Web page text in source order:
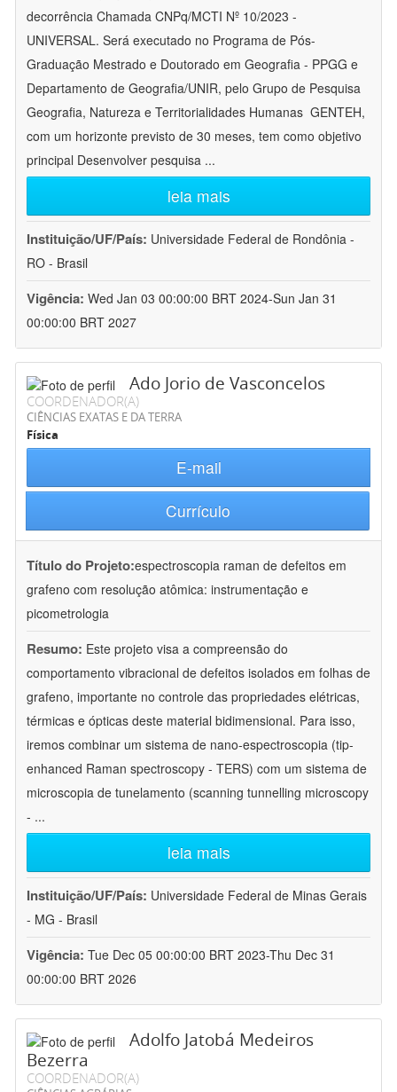
decorrência Chamada CNPq/MCTI Nº 10/2023 -
UNIVERSAL. Será executado no Programa de Pós-
Graduação Mestrado e Doutorado em Geografia - PPGG e
Departamento de Geografia/UNIR, pelo Grupo de Pesquisa
Geografia, Natureza e Territorialidades Humanas  GENTEH,
com um horizonte previsto de 30 meses, tem como objetivo
principal Desenvolver pesquisa ...
leia mais
Instituição/UF/País: Universidade Federal de Rondônia -
RO - Brasil
Vigência: Wed Jan 03 00:00:00 BRT 2024-Sun Jan 31
00:00:00 BRT 2027
Ado Jorio de Vasconcelos
COORDENADOR(A)
CIÊNCIAS EXATAS E DA TERRA
Física
E-mail
Currículo
Título do Projeto:espectroscopia raman de defeitos em
grafeno com resolução atômica: instrumentação e
picometrologia
Resumo: Este projeto visa a compreensão do
comportamento vibracional de defeitos isolados em folhas de
grafeno, importante no controle das propriedades elétricas,
térmicas e ópticas deste material bidimensional. Para isso,
iremos combinar um sistema de nano-espectroscopia (tip-
enhanced Raman spectroscopy - TERS) com um sistema de
microscopia de tunelamento (scanning tunnelling microscopy
- ...
leia mais
Instituição/UF/País: Universidade Federal de Minas Gerais
- MG - Brasil
Vigência: Tue Dec 05 00:00:00 BRT 2023-Thu Dec 31
00:00:00 BRT 2026
Adolfo Jatobá Medeiros
Bezerra
COORDENADOR(A)